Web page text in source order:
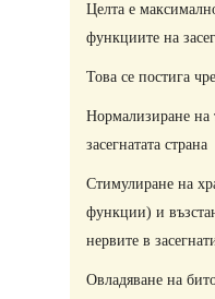
Целта е
функциите на
Това се постига
Нормализиране на
засегнатата страна
Стимулиране на
функции) и
нервите в
Овладяване на